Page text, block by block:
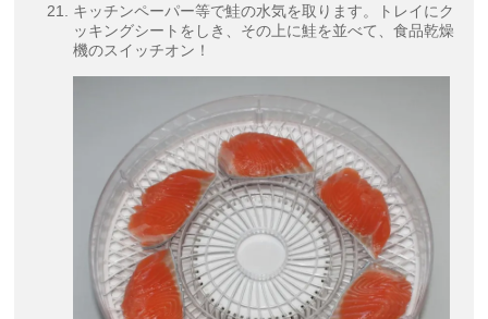
キッチンペーパー等で鮭の水気を取ります。トレイにク
ッキングシートをしき、その上に鮭を並べて、食品乾燥
機のスイッチオン！